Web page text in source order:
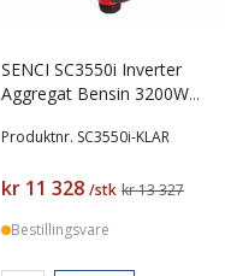
SENCI SC3550i Inverter
Aggregat Bensin 3200W
Produktnr. SC3550i-KLAR
Pris
kr 11 328 /stk kr 13 327
Bestillingsvare